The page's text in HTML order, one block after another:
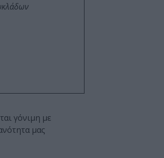
γόνιμη με
μας